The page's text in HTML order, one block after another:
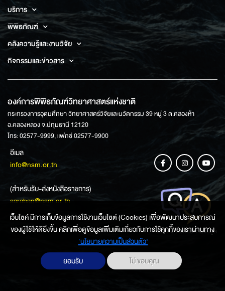
บริการ
พิพิธภัณฑ์
คลังความรู้และงานวิจัย
กิจกรรมและข่าวสาร
องค์การพิพิธภัณฑ์วิทยาศาสตร์แห่งชาติ
กระทรวงการอุดมศึกษา วิทยาศาสตร์วิจัยและนวัตกรรม 39 หมู่ 3 ต.คลองห้า
อ.คลองหลวง จ.ปทุมธานี 12120
โทร: 02577-9999, แฟกซ์ 02577-9900
อีเมล
info@nsm.or.th
(สำหรับรับ-ส่งหนังสือราชการ)
saraban@nsm.or.th
ช่องทางการสอบถามข้อมูล
เว็บไซค์ มีการเก็บข้อมูลการใช้งานเว็บไซต์ (Cookies) เพื่อพัฒนาประสบการณ์
ของผู้ใช้ให้ดียิ่งขึ้น คลิกเพื่อดูข้อมูลเพิ่มเติมเกี่ยวกับการใช้คุกกี้ของเราผ่านทาง
‘นโยบายความเป็นส่วนตัว'
ยอมรับ
ไม่ ขอบคุณ